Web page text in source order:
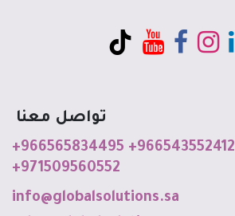
تواصل معنا
+966565834495 +966543552412
+971509560552
info@globalsolutions.sa